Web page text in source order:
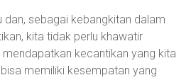
dan, sebagai kebangkitan dalam
kita tidak perlu khawatir
kecantikan yang kita
memiliki kesempatan yang